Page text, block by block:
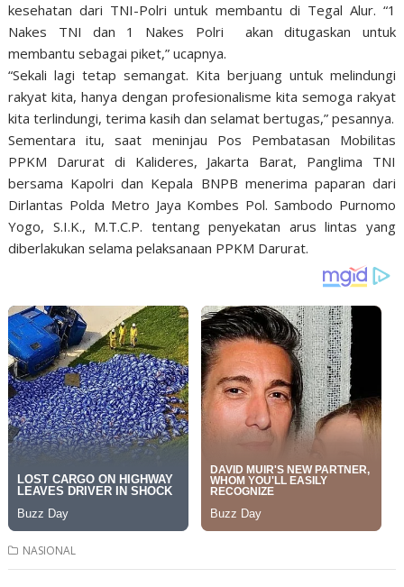
kesehatan dari TNI-Polri untuk membantu di Tegal Alur. “1
Nakes TNI dan 1 Nakes Polri akan ditugaskan untuk
membantu sebagai piket,” ucapnya.
“Sekali lagi tetap semangat. Kita berjuang untuk melindungi
rakyat kita, hanya dengan profesionalisme kita semoga rakyat
kita terlindungi, terima kasih dan selamat bertugas,” pesannya.
Sementara itu, saat meninjau Pos Pembatasan Mobilitas
PPKM Darurat di Kalideres, Jakarta Barat, Panglima TNI
bersama Kapolri dan Kepala BNPB menerima paparan dari
Dirlantas Polda Metro Jaya Kombes Pol. Sambodo Purnomo
Yogo, S.I.K., M.T.C.P. tentang penyekatan arus lintas yang
diberlakukan selama pelaksanaan PPKM Darurat.
NASIONAL